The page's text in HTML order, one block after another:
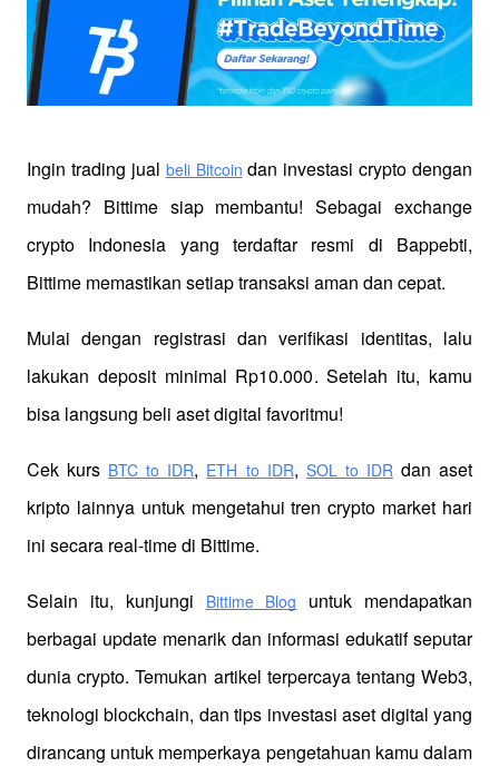
Ingin trading jual beli Bitcoin dan investasi crypto dengan
mudah? Bittime siap membantu! Sebagai exchange
crypto Indonesia yang terdaftar resmi di Bappebti,
Bittime memastikan setiap transaksi aman dan cepat.
Mulai dengan registrasi dan verifikasi identitas, lalu
lakukan deposit minimal Rp10.000. Setelah itu, kamu
bisa langsung beli aset digital favoritmu!
Cek kurs BTC to IDR, ETH to IDR, SOL to IDR dan aset
kripto lainnya untuk mengetahui tren crypto market hari
ini secara real-time di Bittime.
Selain itu, kunjungi Bittime Blog
untuk mendapatkan
berbagai update menarik dan informasi edukatif seputar
dunia crypto. Temukan artikel terpercaya tentang Web3,
teknologi blockchain, dan tips investasi aset digital yang
dirancang untuk memperkaya pengetahuan kamu dalam